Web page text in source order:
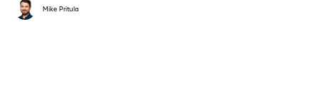
Mike Pritula